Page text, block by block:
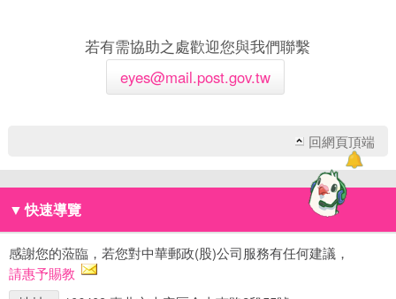
若有需協助之處歡迎您與我們聯繫
eyes@mail.post.gov.tw
回網頁頂端
▼ 快速導覽
感謝您的蒞臨，若您對中華郵政(股)公司服務有任何建議，
請惠予賜教